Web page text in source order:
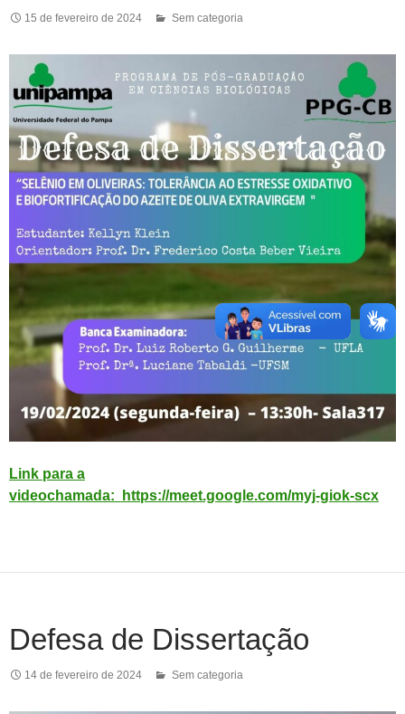
15 de fevereiro de 2024 Sem categoria
Link para a
videochamada:
https://meet.google.com/myj-giok-scx
Defesa de Dissertação
14 de fevereiro de 2024 Sem categoria